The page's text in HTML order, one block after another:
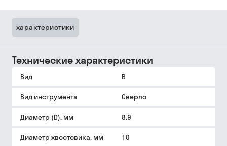
характеристики
Технические характеристики
Вид B
Вид инструмента Сверло
Диаметр (D), мм 8.9
Диаметр хвостовика, мм 10